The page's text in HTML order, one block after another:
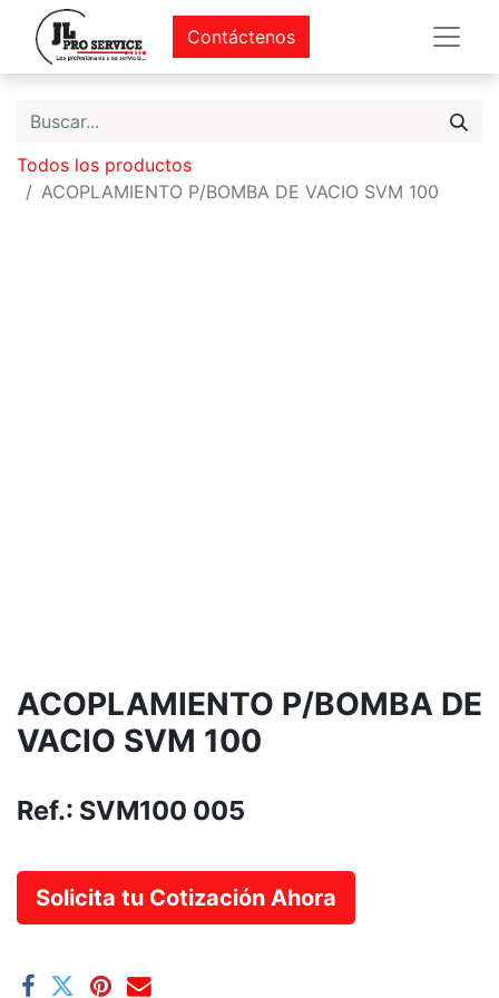
Contáctenos
Todos los productos
ACOPLAMIENTO P/BOMBA DE VACIO SVM 100
ACOPLAMIENTO P/BOMBA DE
VACIO SVM 100
Ref.: SVM100 005
Solicita tu Cotización Ahora